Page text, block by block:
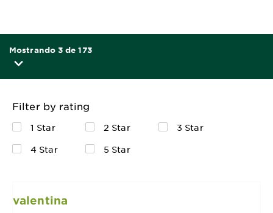
Mostrando 3 de 173
Filter by rating
1 Star 2 Star
3 Star
4 Star
5 Star
valentina